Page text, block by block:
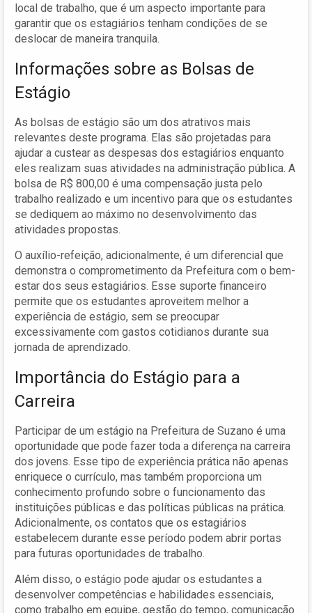
local de trabalho, que é um aspecto importante para
garantir que os estagiários tenham condições de se
deslocar de maneira tranquila.
Informações sobre as Bolsas de
Estágio
As bolsas de estágio são um dos atrativos mais
relevantes deste programa. Elas são projetadas para
ajudar a custear as despesas dos estagiários enquanto
eles realizam suas atividades na administração pública. A
bolsa de R$ 800,00 é uma compensação justa pelo
trabalho realizado e um incentivo para que os estudantes
se dediquem ao máximo no desenvolvimento das
atividades propostas.
O auxílio-refeição, adicionalmente, é um diferencial que
demonstra o comprometimento da Prefeitura com o bem-
estar dos seus estagiários. Esse suporte financeiro
permite que os estudantes aproveitem melhor a
experiência de estágio, sem se preocupar
excessivamente com gastos cotidianos durante sua
jornada de aprendizado.
Importância do Estágio para a
Carreira
Participar de um estágio na Prefeitura de Suzano é uma
oportunidade que pode fazer toda a diferença na carreira
dos jovens. Esse tipo de experiência prática não apenas
enriquece o currículo, mas também proporciona um
conhecimento profundo sobre o funcionamento das
instituições públicas e das políticas públicas na prática.
Adicionalmente, os contatos que os estagiários
estabelecem durante esse período podem abrir portas
para futuras oportunidades de trabalho.
Além disso, o estágio pode ajudar os estudantes a
desenvolver competências e habilidades essenciais,
como trabalho em equipe, gestão do tempo, comunicação